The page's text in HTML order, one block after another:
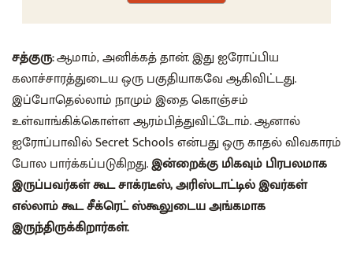
சத்குரு:ஆமாம், அனிக்கத் தான். இது ஐரோப்பிய
கலாச்சாரத்துடைய ஒரு பகுதியாகவே ஆகிவிட்டது.
இப்போதெல்லாம் நாமும் இதை கொஞ்சம்
உள்வாங்கிக்கொள்ள ஆரம்பித்துவிட்டோம். ஆனால்
ஐரோப்பாவில் Secret Schools என்பது ஒரு காதல் விவகாரம்
போல பார்க்கப்படுகிறது.இன்றைக்கு மிகவும் பிரபலமாக
இருப்பவர்கள் கூட சாக்ரடீஸ், அரிஸ்டாட்டில் இவர்கள்
எல்லாம் கூட சீக்ரெட் ஸ்கூலுடைய அங்கமாக
இருந்திருக்கிறார்கள்.